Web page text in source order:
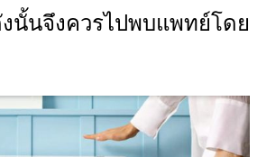
นจึงควรไปพบแพทย์โดย